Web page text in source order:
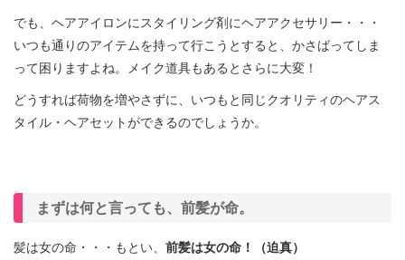
でも、ヘアアイロンにスタイリング剤にヘアアクセサリー・・・
いつも通りのアイテムを持って行こうとすると、かさばってしま
って困りますよね。メイク道具もあるとさらに大変！
どうすれば荷物を増やさずに、いつもと同じクオリティのヘアス
タイル・ヘアセットができるのでしょうか。
まずは何と言っても、前髪が命。
髪は女の命・・・もとい、 前髪は女の命！（迫真）